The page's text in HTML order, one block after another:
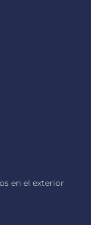
en el exterior